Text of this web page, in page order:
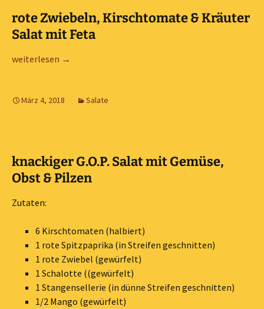
rote Zwiebeln, Kirschtomate & Kräuter
Salat mit Feta
rote Zwiebeln, Kirschtomate & Kräuter Salat mit Feta
weiterlesen →
März 4, 2018 Salate
knackiger G.O.P. Salat mit Gemüse,
Obst & Pilzen
Zutaten:
6 Kirschtomaten (halbiert)
1 rote Spitzpaprika (in Streifen geschnitten)
1 rote Zwiebel (gewürfelt)
1 Schalotte ((gewürfelt)
1 Stangensellerie (in dünne Streifen geschnitten)
1/2 Mango (gewürfelt)